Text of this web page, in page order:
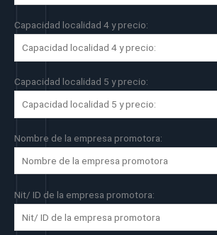
Capacidad localidad 4 y precio:
Capacidad localidad 5 y precio:
Nombre de la empresa promotora:
Nit/ ID de la empresa promotora: